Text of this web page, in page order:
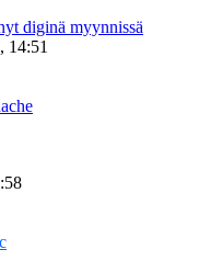
diginä myynnissä
14:51